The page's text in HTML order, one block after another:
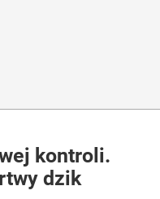
kontroli.
dzik